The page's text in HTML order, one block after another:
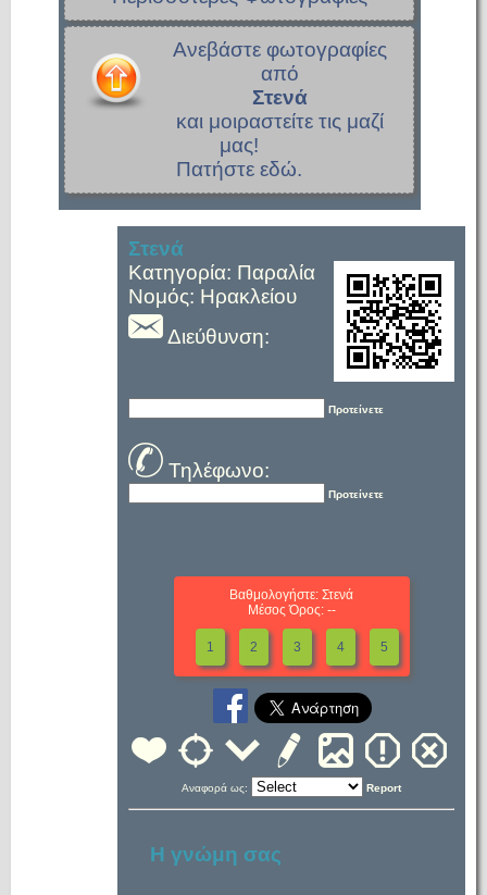
Ανεβάστε φωτογραφίες
από
Στενά
και μοιραστείτε τις μαζί
μας!
Πατήστε εδώ.
Στενά
Κατηγορία: Παραλία
Νομός: Ηρακλείου
Διεύθυνση:
Προτείνετε
Τηλέφωνο:
Προτείνετε
Βαθμολογήστε: Στενά
Μέσος Όρος: --
1 2 3 4 5
Αναφορά ως: Report
Η γνώμη σας